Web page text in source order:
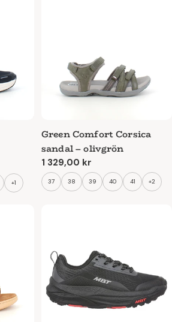
+1
Green Comfort Corsica
sandal – olivgrön
Ordinarie
pris
1 329,00 kr
37 38 39 40 41 +2